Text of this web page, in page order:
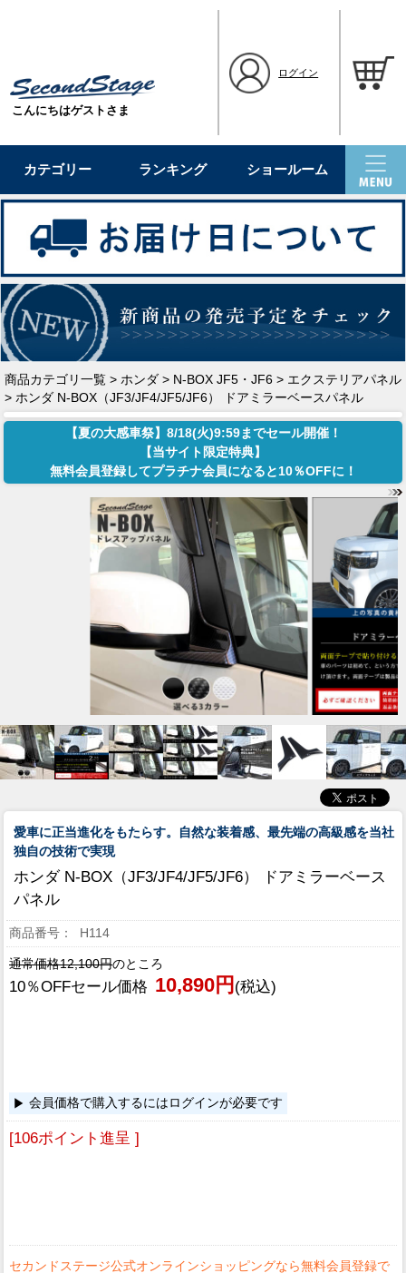
こんにちはゲストさま
ログイン
カテゴリー ランキング ショールーム
商品カテゴリ一覧 > ホンダ > N-BOX JF5・JF6 > エクステリアパネル
> ホンダ N-BOX（JF3/JF4/JF5/JF6） ドアミラーベースパネル
【夏の大感車祭】8/18(火)9:59までセール開催！
【当サイト限定特典】
無料会員登録してプラチナ会員になると10％OFFに！
愛車に正当進化をもたらす。自然な装着感、最先端の高級感を当社
独自の技術で実現
ホンダ N-BOX（JF3/JF4/JF5/JF6） ドアミラーベース
パネル
H114
通常価格12,100円のところ
10％OFFセール価格 10,890円 (税込)
会員価格で購入するにはログインが必要です
[106ポイント進呈 ]